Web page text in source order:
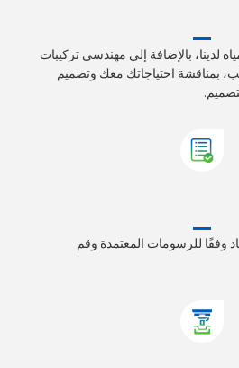
لدينا، بالإضافة إلى مهندسي تركيبات
بمناقشة احتياجاتك معك وتصميم
وفقًا للرسومات المعتمدة وقم